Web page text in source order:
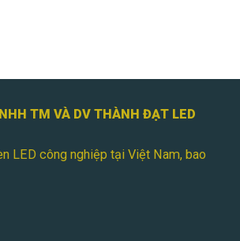
TM VÀ DV THÀNH ĐẠT LED
LED công nghiệp tại Việt Nam, bao